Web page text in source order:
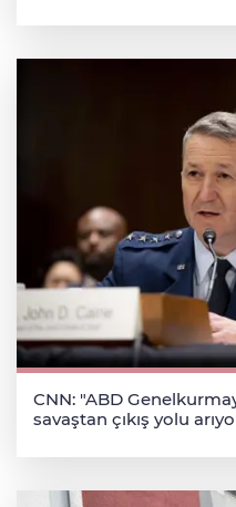
CNN: "ABD
savaştan çıkış yolu